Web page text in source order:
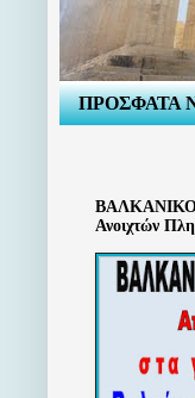
ΠΡΟΣΦΑΤΑ
Ανοιχτών